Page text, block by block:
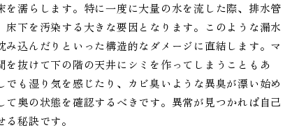
濡らします。特に一度に大量の水を流した際、排水管
下を汚染する大きな要因となります。このような漏水
込んだりといった構造的なダメージに直結します。マ
抜けて下の階の天井にシミを作ってしまうこともあ
も湿り気を感じたり、カビ臭いような異臭が漂い始め
奥の状態を確認するべきです。異常が見つかれば自己
秘訣です。